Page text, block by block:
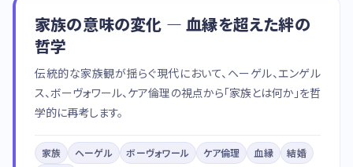
家族の意味の変化 — 血縁を超えた絆の
哲学
伝統的な家族観が揺らぐ現代において、ヘーゲル、エンゲル
ス、ボーヴォワール、ケア倫理の視点から「家族とは何か」を哲
学的に再考します。
家族 ヘーゲル ボーヴォワール ケア倫理 血縁
結婚